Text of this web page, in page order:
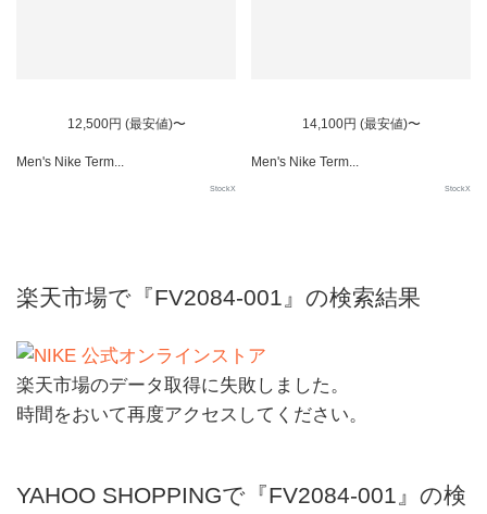
12,500円 (最安値)〜
Men's Nike Term...
StockX
14,100円 (最安値)〜
Men's Nike Term...
StockX
楽天市場で『FV2084-001』の検索結果
楽天市場のデータ取得に失敗しました。
時間をおいて再度アクセスしてください。
YAHOO SHOPPINGで『FV2084-001』の検